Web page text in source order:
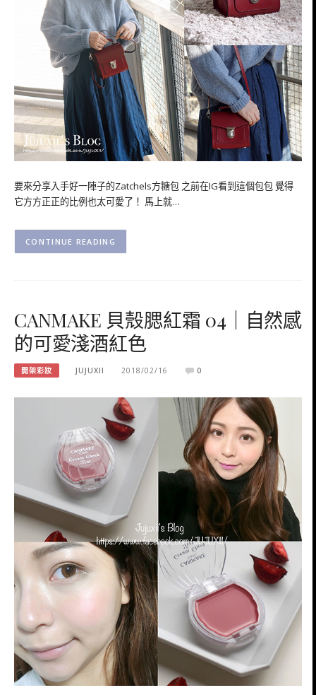
要來分享入手好一陣子的Zatchels方糖包 之前在IG看到這個包包 覺得
它方方正正的比例也太可愛了！ 馬上就…
CONTINUE READING
CANMAKE 貝殼腮紅霜 04｜自然感
的可愛淺酒紅色
開架彩妝 JUJUXII 2018/02/16 0